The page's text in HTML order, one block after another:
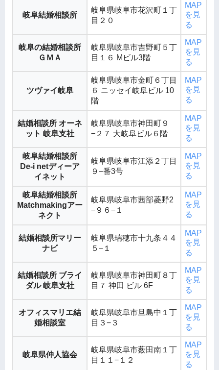
岐阜結婚相談所
岐阜県岐阜市花沢町１丁
目２０
MAP
を見
る
岐阜の結婚相談所
ＧＭＡ
岐阜県岐阜市吉野町５丁
目１６ Mビル3階
MAP
を見
る
ツヴァイ岐阜
岐阜県岐阜市金町６丁目
６ ニッセイ岐阜ビル 10
階
MAP
を見
る
結婚相談所 オーネ
ット 岐阜支社
岐阜県岐阜市神田町９
−２７ 大岐阜ビル６階
MAP
を見
る
岐阜結婚相談所
De-i netディーア
イネット
岐阜県岐阜市江添２丁目
９−番3号
MAP
を見
る
岐阜結婚相談所
Matchmakingアー
ネクト
岐阜県岐阜市茜部菱野2
−９６−１
MAP
を見
る
結婚相談所マリー
ナビ
岐阜県瑞穂市十九条４４
５−１
MAP
を見
る
結婚相談所 ブライ
ダル 岐阜支社
岐阜県岐阜市神田町８丁
目７ 神田 ビル 6F
MAP
を見
る
オフィスマリエ結
婚相談室
岐阜県岐阜市旦島中１丁
目３−３
MAP
を見
る
岐阜県仲人協会
岐阜県岐阜市薮田南１丁
目１１−１２
MAP
を見
る